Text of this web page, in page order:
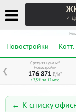
✓
Новостройки
❮
Средняя цена м²
Новостройки
176 871 ₽/м²
↑ 7,5% за 12 мес.
← К списку